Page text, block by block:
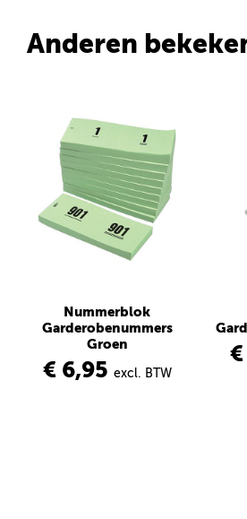
Anderen
Nummerblok
Garderobenummers
Groen
€ 6,95 excl. BTW